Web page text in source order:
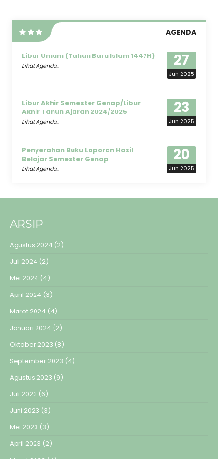
AGENDA
27
Jun 2025
Libur Umum (Tahun Baru Islam 1447H)
Lihat Agenda...
23
Jun 2025
Libur Akhir Semester Genap/Libur
Akhir Tahun Ajaran 2024/2025
Lihat Agenda...
20
Jun 2025
Penyerahan Buku Laporan Hasil
Belajar Semester Genap
Lihat Agenda...
ARSIP
Agustus 2024 (2)
Juli 2024 (2)
Mei 2024 (4)
April 2024 (3)
Maret 2024 (4)
Januari 2024 (2)
Oktober 2023 (8)
September 2023 (4)
Agustus 2023 (9)
Juli 2023 (6)
Juni 2023 (3)
Mei 2023 (3)
April 2023 (2)